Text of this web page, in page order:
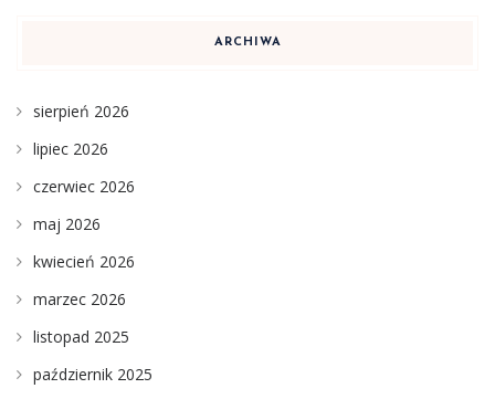
ARCHIWA
sierpień 2026
lipiec 2026
czerwiec 2026
maj 2026
kwiecień 2026
marzec 2026
listopad 2025
październik 2025